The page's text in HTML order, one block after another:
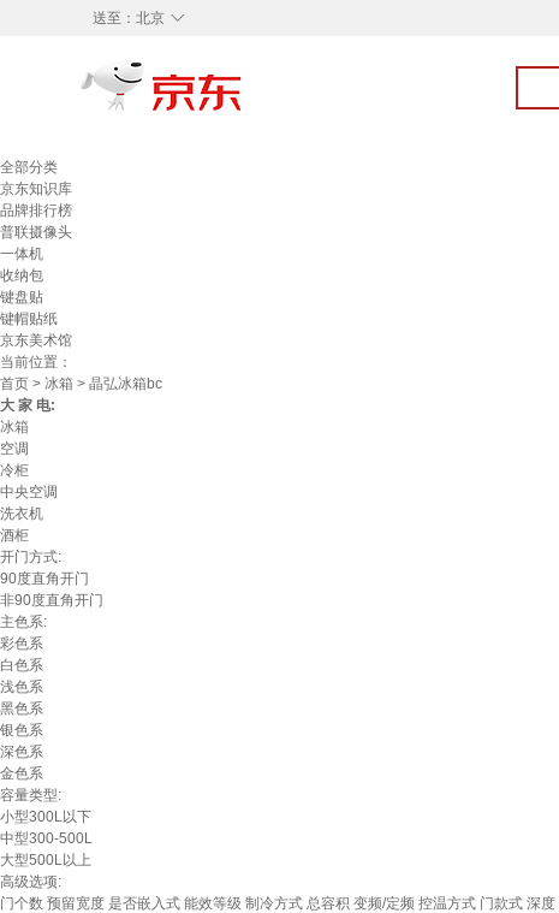
◇
送至： 北京
全部分类
京东知识库
品牌排行榜
普联摄像头
一体机
收纳包
键盘贴
键帽贴纸
京东美术馆
当前位置：
首页 > 冰箱 > 晶弘冰箱bc
大 家 电:
冰箱
空调
冷柜
中央空调
洗衣机
酒柜
开门方式:
90度直角开门
非90度直角开门
主色系:
彩色系
白色系
浅色系
黑色系
银色系
深色系
金色系
容量类型:
小型300L以下
中型300-500L
大型500L以上
高级选项:
门个数 预留宽度 是否嵌入式 能效等级 制冷方式 总容积 变频/定频 控温方式 门款式 深度